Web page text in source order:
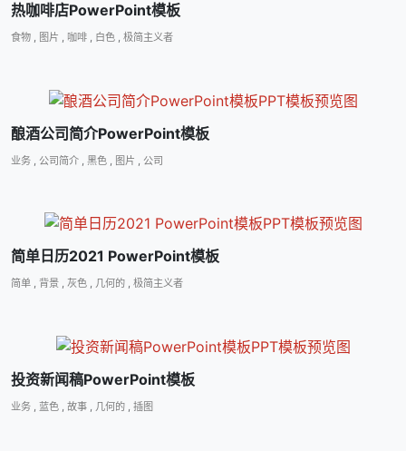
热咖啡店PowerPoint模板
食物 , 图片 , 咖啡 , 白色 , 极简主义者
酿酒公司简介PowerPoint模板
业务 公司简介 黑色 图片 公司
简单日历2021 PowerPoint模板
简单 , 背景 , 灰色 , 几何的 , 极简主义者
投资新闻稿PowerPoint模板
业务 , 蓝色 , 故事 , 几何的 , 插图